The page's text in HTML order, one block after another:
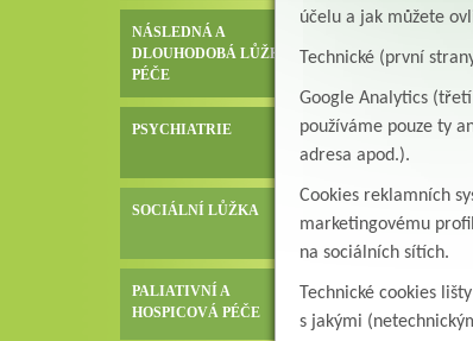
NÁSLEDNÁ A
DLOUHODOBÁ LŮŽKOVÁ
PÉČE
PSYCHIATRIE
SOCIÁLNÍ LŮŽKA
PALIATIVNÍ A
HOSPICOVÁ PÉČE
účelu a jak můžete
Technické (první
Google Analytics
používáme pouze ty
adresa apod.).
Cookies reklamních
marketingovému
na sociálních sítích.
Technické cookies
s jakými